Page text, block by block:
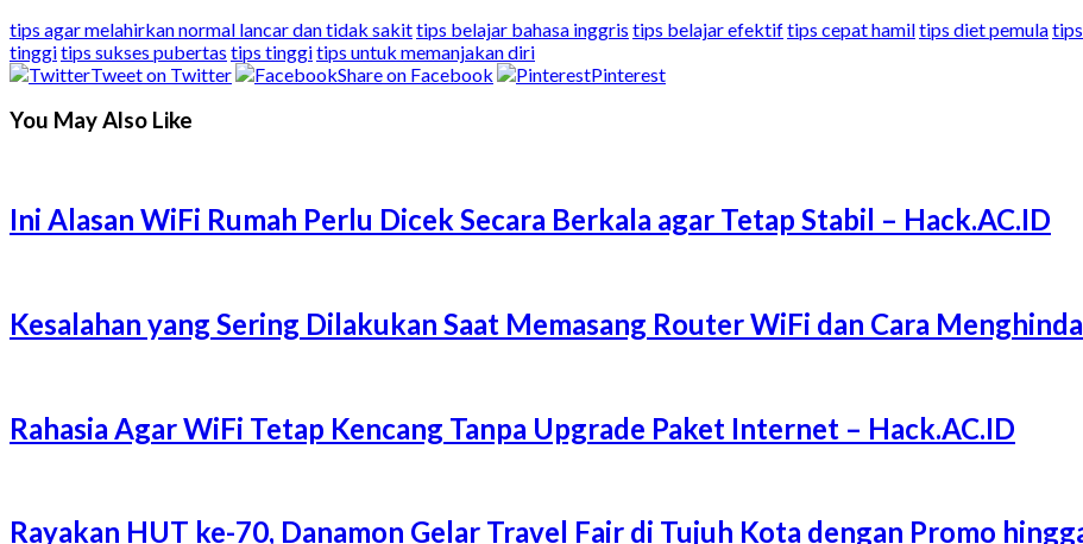
tips agar melahirkan normal lancar dan tidak sakittips belajar bahasa inggris tips belajar efektiftips cepat hamiltips diet pemula
tinggitips sukses pubertas tips tinggitips untuk memanjakan diri
Tweet on Twitter
Share on Facebook Pinterest
You May Also Like
Ini Alasan WiFi Rumah Perlu Dicek Secara Berkala agar Tetap Stabil – Hack.AC.ID
Kesalahan yang Sering Dilakukan Saat Memasang Router WiFi dan Cara
Rahasia Agar WiFi Tetap Kencang Tanpa Upgrade Paket Internet – Hack.AC.ID
Rayakan HUT ke-70, Danamon Gelar Travel Fair di Tujuh Kota dengan Promo